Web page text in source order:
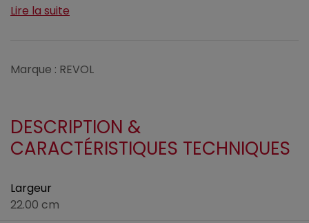
Lire la suite
Marque : REVOL
DESCRIPTION &
CARACTÉRISTIQUES TECHNIQUES
Largeur
22.00 cm